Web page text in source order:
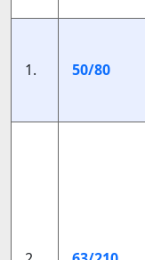
1. 50/80